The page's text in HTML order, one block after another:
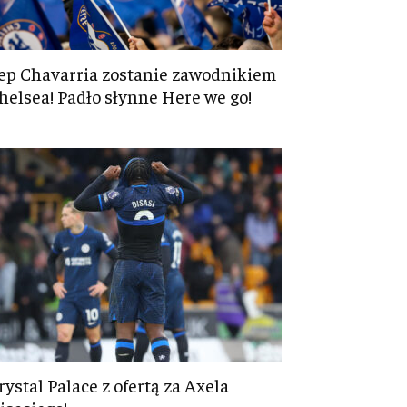
Chavarria zostanie zawodnikiem
Padło słynne Here we go!
Palace z ofertą za Axela